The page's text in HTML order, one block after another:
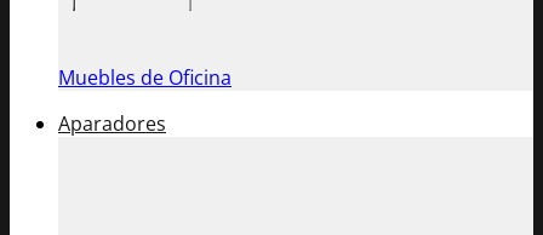
Muebles de Oficina
Aparadores